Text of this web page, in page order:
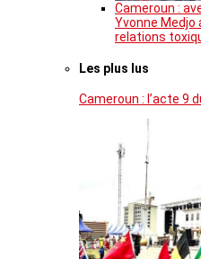
Cameroun :
Yvonne Medjo
relations
Les plus lus
Cameroun : l’acte 9